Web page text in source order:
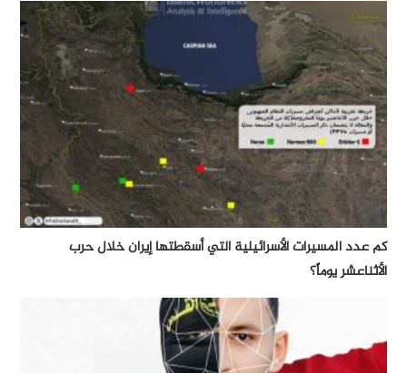
كم عدد المسيرات الأسرائيلية التي أسقطتها إيران خلال حرب
الأثناعشر يوماً؟